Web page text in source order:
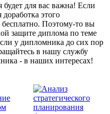
для вас важна! Если
этого
Поэтому-то вы
защите диплома по теме
у дипломника до сих пор
в нашу службу
- в наших интересах!